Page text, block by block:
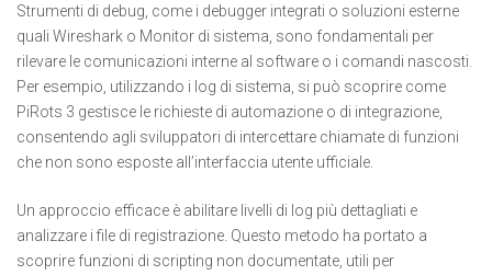
Strumenti di debug, come i debugger integrati o soluzioni esterne
quali Wireshark o Monitor di sistema, sono fondamentali per
rilevare le comunicazioni interne al software o i comandi nascosti.
Per esempio, utilizzando i log di sistema, si può scoprire come
PiRots 3 gestisce le richieste di automazione o di integrazione,
consentendo agli sviluppatori di intercettare chiamate di funzioni
che non sono esposte all’interfaccia utente ufficiale.
Un approccio efficace è abilitare livelli di log più dettagliati e
analizzare i file di registrazione. Questo metodo ha portato a
scoprire funzioni di scripting non documentate, utili per